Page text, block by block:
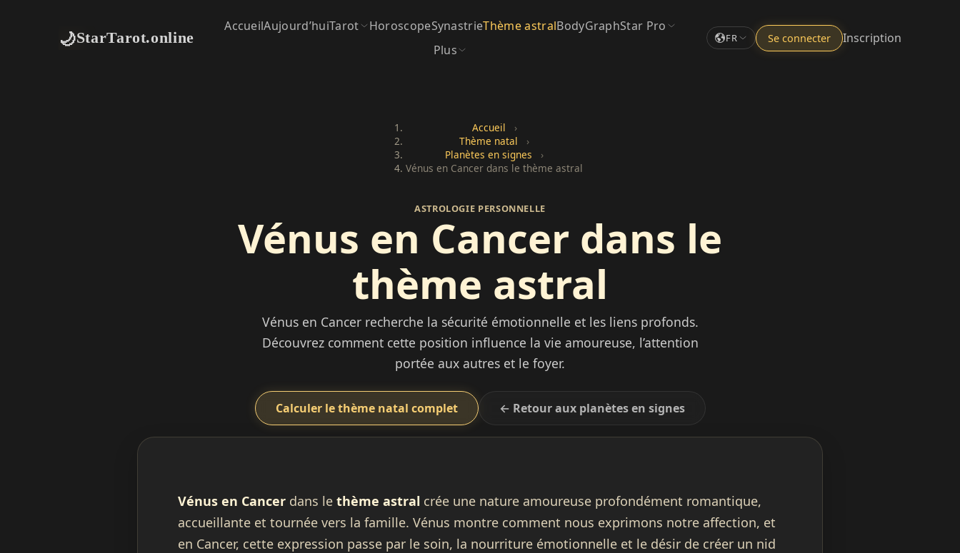
🌙StarTarot.online
AccueilAujourd’huiTarot HoroscopeSynastrieThème astralBodyGraphStar Pro
Plus
FR Se connecter Inscription
Accueil
›
Thème natal
›
Planètes en signes
›
Vénus en Cancer dans le thème astral
ASTROLOGIE PERSONNELLE
Vénus en Cancer dans le
thème astral
Vénus en Cancer recherche la sécurité émotionnelle et les liens profonds.
Découvrez comment cette position influence la vie amoureuse, l’attention
portée aux autres et le foyer.
Calculer le thème natal complet ← Retour aux planètes en signes
Vénus en Cancer dans le thème astral crée une nature amoureuse profondément romantique,
accueillante et tournée vers la famille. Vénus montre comment nous exprimons notre affection, et
en Cancer, cette expression passe par le soin, la nourriture émotionnelle et le désir de créer un nid